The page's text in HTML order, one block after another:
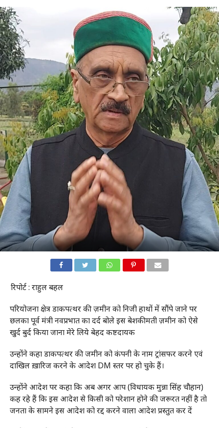
रिपोर्ट : राहुल बहल
परियोजना क्षेत्र डाकपत्थर की ज़मीन को निजी हाथों में सौंपे जाने पर
छलका पूर्व मंत्री नवप्रभात का दर्द बोले इस बेशकीमती ज़मीन को ऐसे
खुर्द बुर्द किया जाना मेरे लिये बेहद कष्टदायक
उन्होंने कहा डाकपत्थर की जमीन को कंपनी के नाम ट्रांसफर करने एवं
दाखिल ख़ारिज करने के आदेश DM स्तर पर हो चुके हैं।
उन्होंने आदेश पर कहा कि अब अगर आप (विधायक मुन्ना सिंह चौहान)
कह रहे हैं कि इस आदेश से किसी को परेशान होने की जरूरत नहीं है तो
जनता के सामने इस आदेश को रद्द करने वाला आदेश प्रस्तुत कर दें